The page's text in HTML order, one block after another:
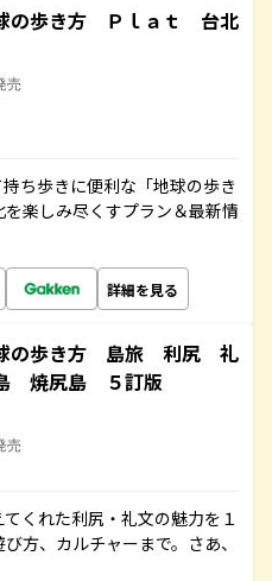
の歩き方 Ｐｌａｔ 台北
売
ち歩きに便利な「地球の歩き
楽しみ尽くすプラン＆最新情
詳細を見る
の歩き方 島旅 利尻 礼
焼尻島 ５訂版
売
くれた利尻・礼文の魅力を１
方、カルチャーまで。さあ、